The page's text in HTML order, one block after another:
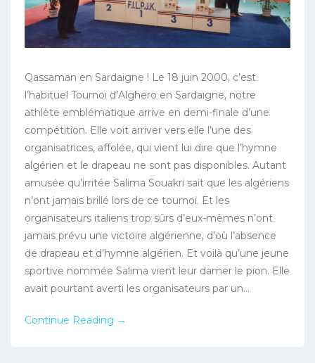
Qassaman en Sardaigne ! Le 18 juin 2000, c’est
l’habituel Tournoi d’Alghero en Sardaigne, notre
athlète emblématique arrive en demi-finale d’une
compétition. Elle voit arriver vers elle l’une des
organisatrices, affolée, qui vient lui dire que l’hymne
algérien et le drapeau ne sont pas disponibles. Autant
amusée qu’irritée Salima Souakri sait que les algériens
n’ont jamais brillé lors de ce tournoi. Et les
organisateurs italiens trop sûrs d’eux-mêmes n’ont
jamais prévu une victoire algérienne, d’où l’absence
de drapeau et d’hymne algérien. Et voilà qu’une jeune
sportive nommée Salima vient leur damer le pion. Elle
avait pourtant averti les organisateurs par un...
Continue Reading →